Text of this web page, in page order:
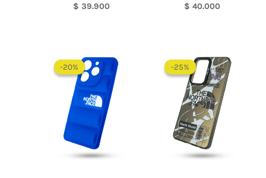
$ 39.900 $ 40.000
-20%
-20%
precio
original
era:
$ 60.000.
-25%
-25%
precio
original
era:
$ 60.000.